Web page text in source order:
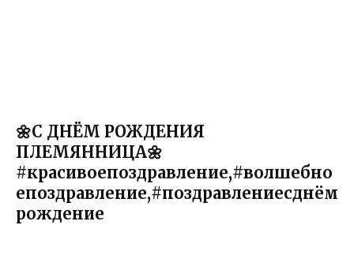
🌼С ДНЁМ РОЖДЕНИЯ
ПЛЕМЯННИЦА🌼
#красивоепоздравление,#волшебно
епоздравление,#поздравлениесднём
рождение